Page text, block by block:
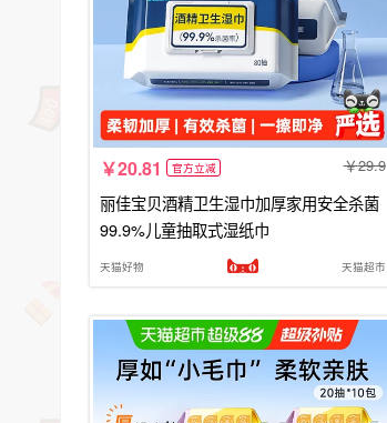
20.81 官方立减 29.9
丽佳宝贝酒精卫生湿巾加厚家用安全杀菌
99.9%儿童抽取式湿纸巾
天猫好物 天猫超市